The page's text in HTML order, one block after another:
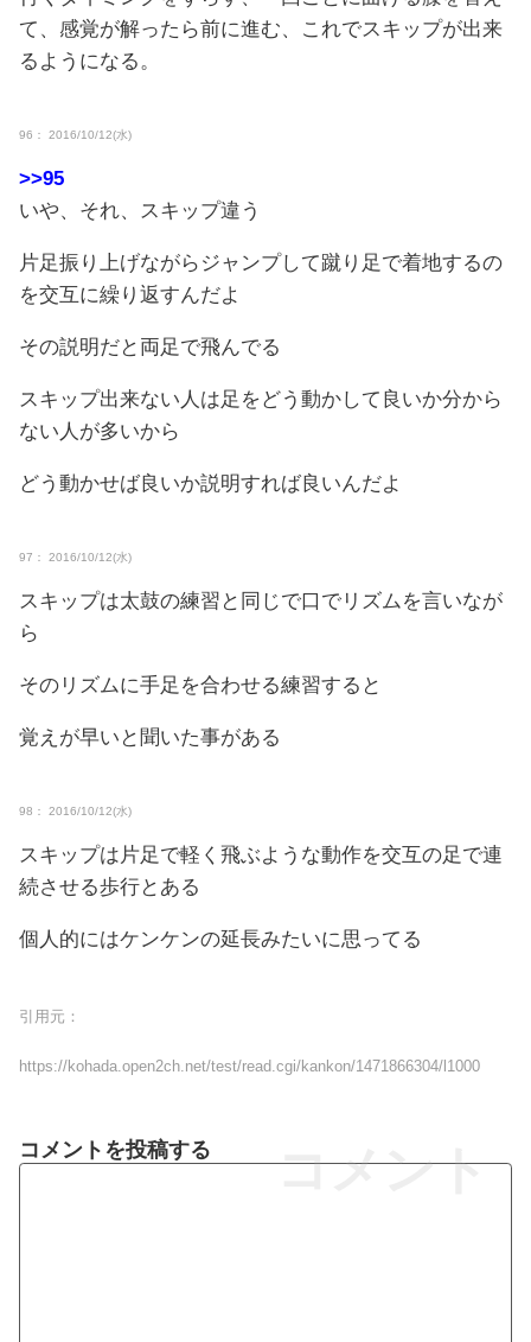
て、感覚が解ったら前に進む、これでスキップが出来
るようになる。
96： 2016/10/12(水)
>>95
いや、それ、スキップ違う
片足振り上げながらジャンプして蹴り足で着地するの
を交互に繰り返すんだよ
その説明だと両足で飛んでる
スキップ出来ない人は足をどう動かして良いか分から
ない人が多いから
どう動かせば良いか説明すれば良いんだよ
97： 2016/10/12(水)
スキップは太鼓の練習と同じで口でリズムを言いなが
ら
そのリズムに手足を合わせる練習すると
覚えが早いと聞いた事がある
98： 2016/10/12(水)
スキップは片足で軽く飛ぶような動作を交互の足で連
続させる歩行とある
個人的にはケンケンの延長みたいに思ってる
引用元：
https://kohada.open2ch.net/test/read.cgi/kankon/1471866304/l1000
コメント
コメントを投稿する